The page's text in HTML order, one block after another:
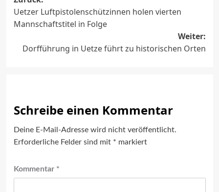
Uetzer Luftpistolenschützinnen holen vierten
Mannschaftstitel in Folge
Weiter:
Dorfführung in Uetze führt zu historischen Orten
Schreibe einen Kommentar
Deine E-Mail-Adresse wird nicht veröffentlicht.
Erforderliche Felder sind mit * markiert
Kommentar *